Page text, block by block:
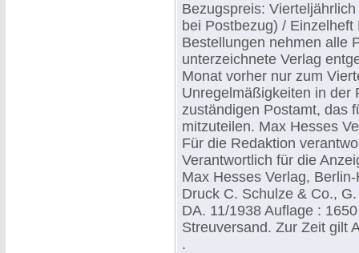
Bezugspreis:
bei Postbezug) / Einzelheft
Bestellungen nehmen alle
unterzeichnete Verlag
Monat vorher nur zum
Unregelmäßigkeiten in der
zuständigen Postamt, das
mitzuteilen. Max Hesses
Für die Redaktion
Verantwortlich für die
Max Hesses Verlag,
Druck C. Schulze & Co.,
DA. 11/1938 Auflage :
Streuversand. Zur Zeit gilt
.